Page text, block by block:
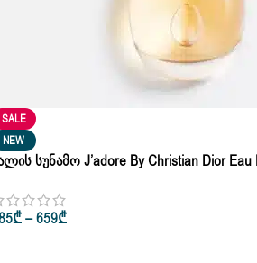
SALE
NEW
Სუნამო J’adore By Christian Dior Eau
₾ –659₾